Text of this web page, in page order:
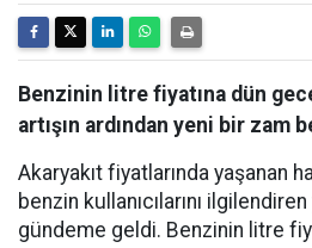
Benzinin litre fiyatına dün
artışın ardından yeni bir zam
Akaryakıt fiyatlarında yaşanan
benzin kullanıcılarını
gündeme geldi. Benzinin litre